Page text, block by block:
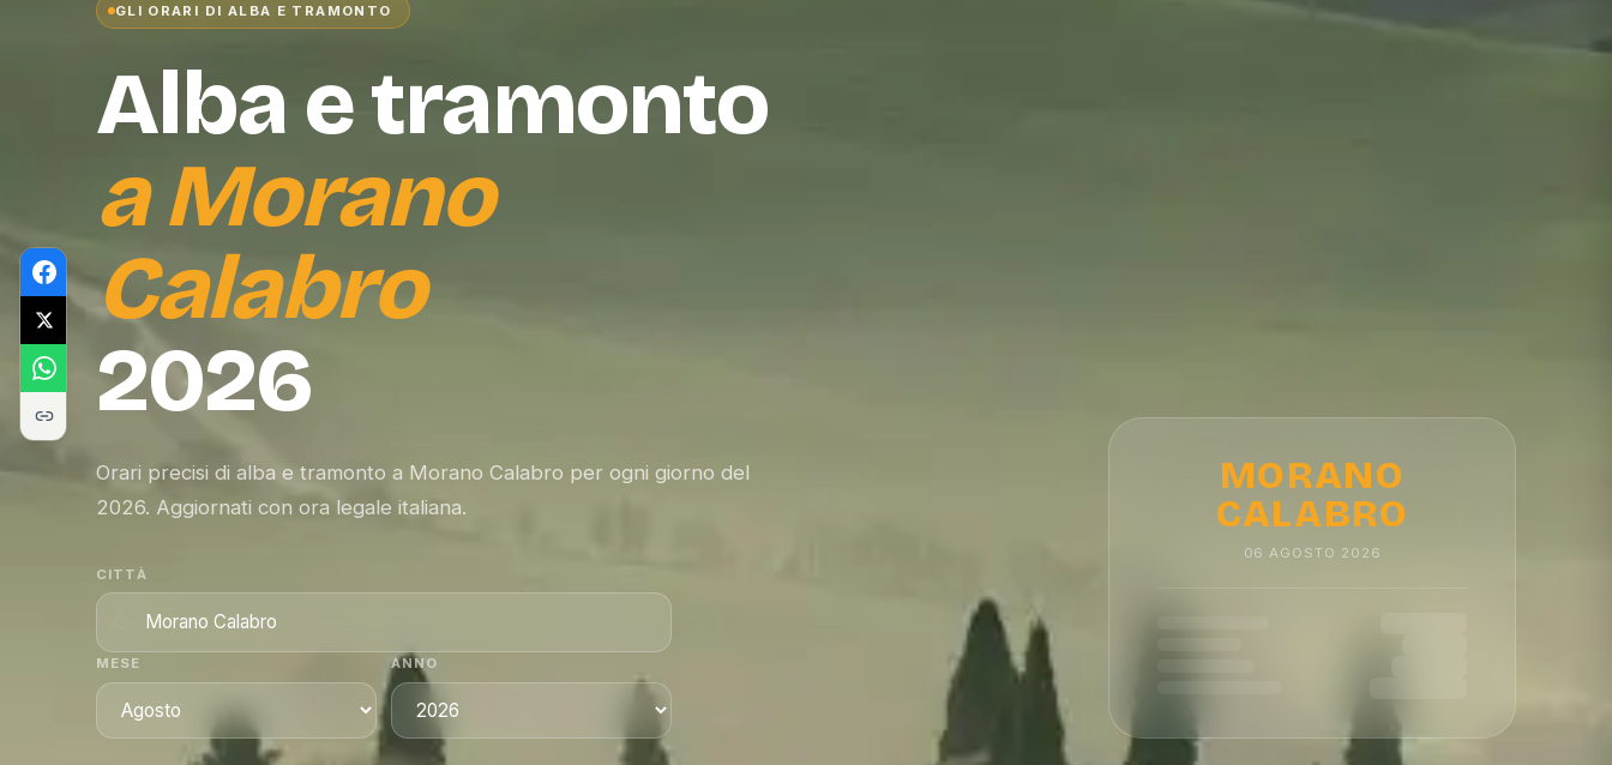
GLI ORARI DI ALBA E TRAMONTO
Alba e tramonto
aMorano
Calabro
2026
Orari precisi di alba e tramonto a Morano Calabro per ogni giorno del
2026. Aggiornati con ora legale italiana.
CITTÀ
MESE ANNO
MORANO
CALABRO
06 AGOSTO 2026